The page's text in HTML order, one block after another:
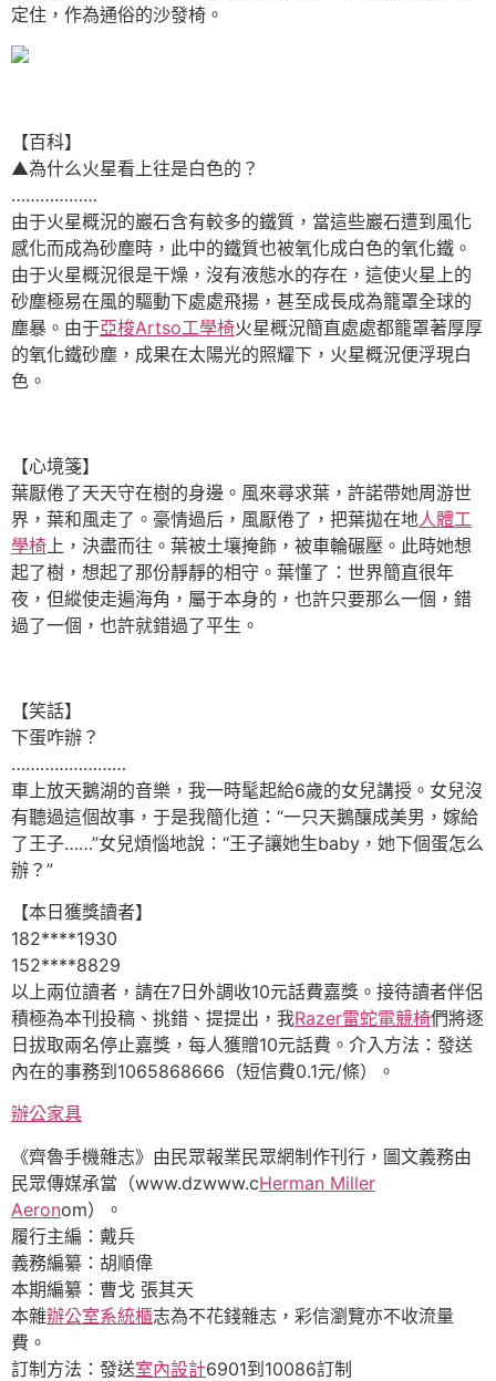
定住，作為通俗的沙發椅。
【百科】
▲為什么火星看上往是白色的？
………………
由于火星概況的巖石含有較多的鐵質，當這些巖石遭到風化
感化而成為砂塵時，此中的鐵質也被氧化成白色的氧化鐵。
由于火星概況很是干燥，沒有液態水的存在，這使火星上的
砂塵極易在風的驅動下處處飛揚，甚至成長成為籠罩全球的
塵暴。由于亞梭Artso工學椅火星概況簡直處處都籠罩著厚厚
的氧化鐵砂塵，成果在太陽光的照耀下，火星概況便浮現白
色。
【心境箋】
葉厭倦了天天守在樹的身邊。風來尋求葉，許諾帶她周游世
界，葉和風走了。豪情過后，風厭倦了，把葉拋在地人體工
學椅 上，決盡而往。葉被土壤掩飾，被車輪碾壓。此時她想
起了樹，想起了那份靜靜的相守。葉懂了：世界簡直很年
夜，但縱使走遍海角，屬于本身的，也許只要那么一個，錯
過了一個，也許就錯過了平生。
【笑話】
下蛋咋辦？
……………………
車上放天鵝湖的音樂，我一時髦起給6歲的女兒講授。女兒沒
有聽過這個故事，于是我簡化道：“一只天鵝釀成美男，嫁給
了王子……”女兒煩惱地說：“王子讓她生baby，她下個蛋怎么
辦？”
【本日獲獎讀者】
182****1930
152****8829
以上兩位讀者，請在7日外調收10元話費嘉獎。接待讀者伴侶
積極為本刊投稿、挑錯、提提出，我Razer雷蛇電競椅們將逐
日拔取兩名停止嘉獎，每人獲贈10元話費。介入方法：發送
內在的事務到1065868666（短信費0.1元/條）。
辦公家具
《齊魯手機雜志》由民眾報業民眾網制作刊行，圖文義務由
民眾傳媒承當（www.dzwww.cHerman Miller
Aeronom）。
履行主編：戴兵
義務編纂：胡順偉
本期編纂：曹戈 張其天
本雜辦公室系統櫃志為不花錢雜志，彩信瀏覽亦不收流量
費。
訂制方法：發送室內設計6901到10086訂制